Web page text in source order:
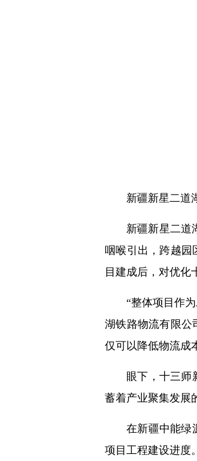
新疆新星二道
新疆新星二道
咽喉引出，跨越园
目建成后，对优化
“整体项目作
湖铁路物流有限公
仅可以降低物流成
眼下，十三师
蓄着产业聚集发展
在新疆中能绿
项目工程建设进度。